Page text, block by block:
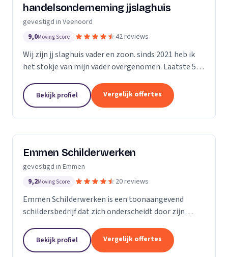
handelsonderneming jjslaghuis
gevestigd in Veenoord
9,0Moving Score 42 reviews
Wij zijn jj slaghuis vader en zoon. sinds 2021 heb ik
het stokje van mijn vader overgenomen. Laatste 5
meegelopen. Die meer als 15 jaar ervaring heeft...
Bekijk profiel Vergelijk offertes
Emmen Schilderwerken
gevestigd in Emmen
9,2Moving Score 20 reviews
Emmen Schilderwerken is een toonaangevend
schildersbedrijf dat zich onderscheidt door zijn
gespecialiseerd in zowel binnen- als
buitenschilderwerk, en...
Bekijk profiel Vergelijk offertes